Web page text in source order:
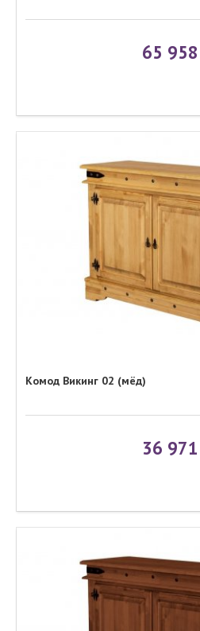
65 958
Комод Викинг 02 (мёд)
36 971